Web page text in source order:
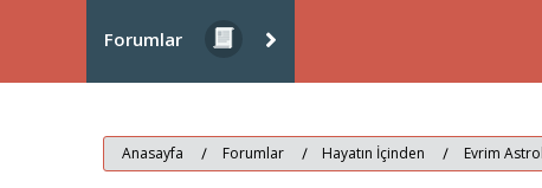
Forumlar
Anasayfa Forumlar Hayatın İçinden Evrim